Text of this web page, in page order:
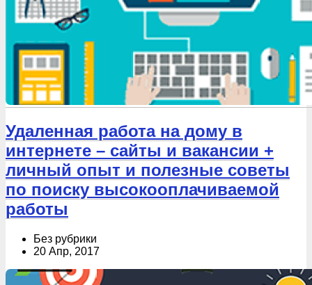
Удаленная работа на дому в
интернете – сайты и вакансии +
личный опыт и полезные советы
по поиску высокооплачиваемой
работы
Без рубрики
20 Апр, 2017